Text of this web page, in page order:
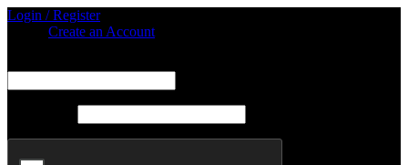
Login / Register
Create an Account